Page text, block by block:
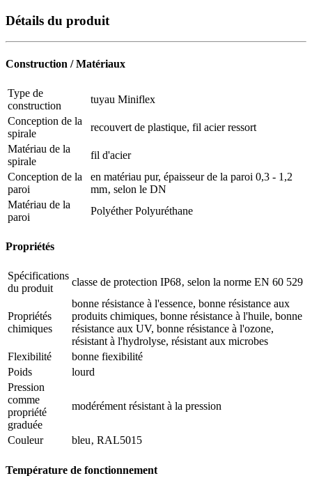
Détails du produit
Construction / Matériaux
Type de
construction
tuyau Miniflex
Conception de la
spirale
recouvert de plastique, fil acier ressort
Matériau de la
spirale
fil d'acier
Conception de la
paroi
en matériau pur, épaisseur de la paroi 0,3 - 1,2
mm‚ selon le DN
Matériau de la
paroi
Polyéther Polyuréthane
Propriétés
Spécifications
du produit
classe de protection IP68‚ selon la norme EN 60 529
Propriétés
chimiques
bonne résistance à l'essence, bonne résistance aux
produits chimiques, bonne résistance à l'huile, bonne
résistance aux UV, bonne résistance à l'ozone,
résistant à l'hydrolyse, résistant aux microbes
Flexibilité
bonne fiexibilité
Poids
lourd
Pression
comme
propriété
graduée
modérément résistant à la pression
Couleur bleu‚ RAL5015
Température de fonctionnement